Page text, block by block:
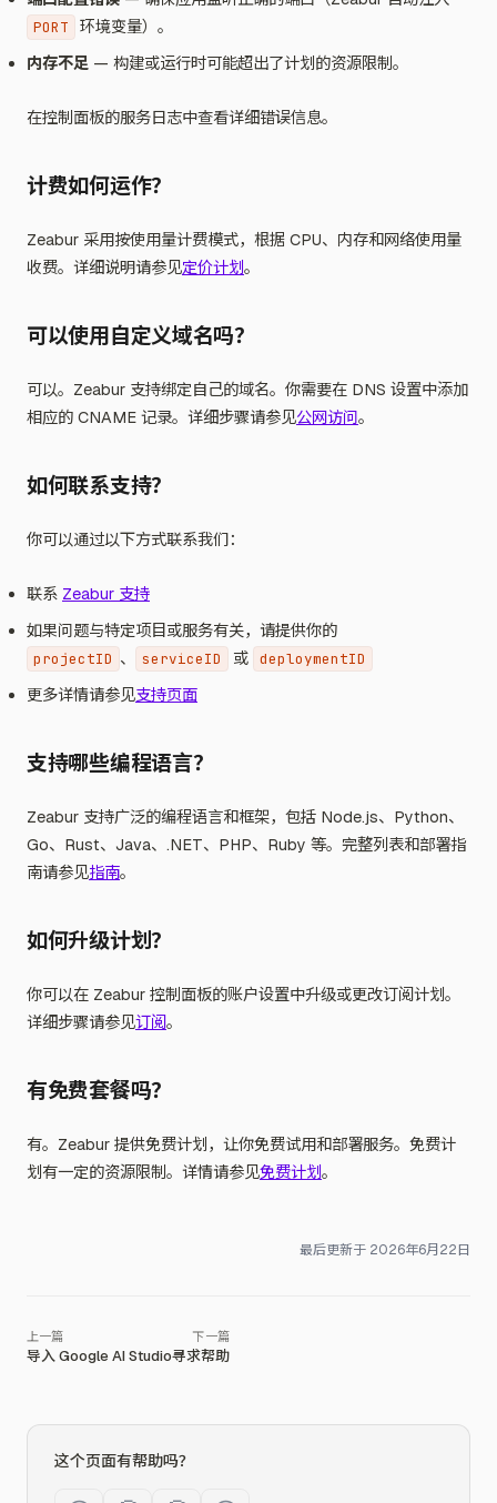
PORT
环境变量）。
内存不足 — 构建或运行时可能超出了计划的资源限制。
在控制面板的服务日志中查看详细错误信息。
计费如何运作？
Zeabur 采用按使用量计费模式，根据 CPU、内存和网络使用量
收费。详细说明请参见定价计划。
可以使用自定义域名吗？
可以。Zeabur 支持绑定自己的域名。你需要在 DNS 设置中添加
相应的 CNAME 记录。详细步骤请参见公网访问。
如何联系支持？
你可以通过以下方式联系我们：
联系 Zeabur 支持
如果问题与特定项目或服务有关，请提供你的
projectID 、 serviceID 或 deploymentID
更多详情请参见支持页面
支持哪些编程语言？
Zeabur 支持广泛的编程语言和框架，包括 Node.js、Python、
Go、Rust、Java、.NET、PHP、Ruby 等。完整列表和部署指
南请参见指南。
如何升级计划？
你可以在 Zeabur 控制面板的账户设置中升级或更改订阅计划。
详细步骤请参见订阅。
有免费套餐吗？
有。Zeabur 提供免费计划，让你免费试用和部署服务。免费计
划有一定的资源限制。详情请参见免费计划。
最后更新于 2026年6月22日
导入 Google AI Studio寻求帮助
这个页面有帮助吗？